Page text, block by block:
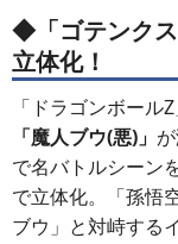
◆「ゴテンク
立体化！
「ドラゴンボールZ
「魔人ブウ(悪)」
で名バトルシーン
で立体化。「孫悟
ブウ」と対峙する